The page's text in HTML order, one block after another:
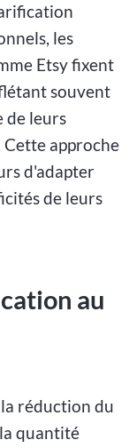
les
Etsy fixent
souvent
de leurs
approche
d'adapter
de leurs
au
réduction du
quantité